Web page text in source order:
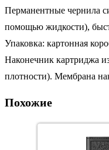
Перманентные чернила
помощью жидкости),
Упаковка: картонная
Наконечник картриджа
плотности). Мембрана
Похожие